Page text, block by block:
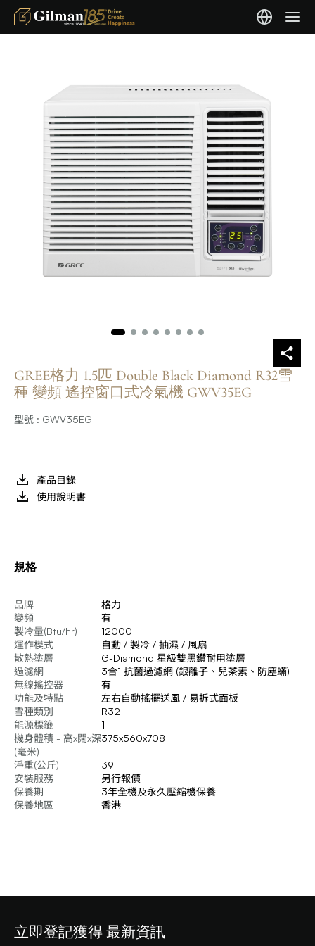
GREE格力 1.5匹 Double Black Diamond R32雪
種 變頻 遙控窗口式冷氣機 GWV35EG
型號 : GWV35EG
產品目錄
使用說明書
規格
品牌
格力
變頻
有
製冷量(Btu/hr)
12000
運作模式
自動 / 製冷 / 抽濕 / 風扇
散熱塗層
G-Diamond 星級雙黑鑽耐用塗層
過濾網
3合1 抗菌過濾網 (銀離子、兒茶素、防塵蟎)
無線搖控器
有
功能及特點
左右自動搖擺送風 / 易拆式面板
雪種類別
R32
能源標籤
1
機身體積 - 高x闊x深
(毫米)
375x560x708
淨重(公斤)
39
安裝服務
另行報價
保養期
3年全機及永久壓縮機保養
保養地區
香港
立即登記獲得 最新資訊